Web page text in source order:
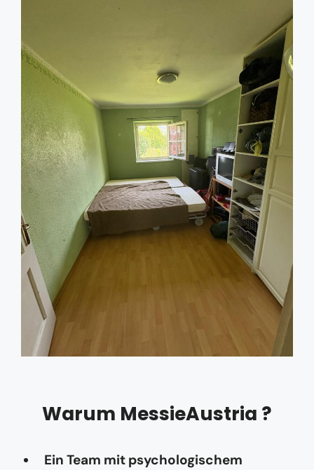
Warum MessieAustria ?
Ein Team mit psychologischem